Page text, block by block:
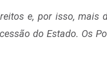
e, por isso, mais
do Estado. Os